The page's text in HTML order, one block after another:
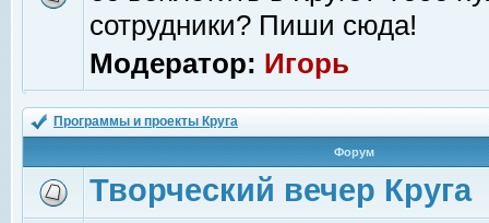
сотрудники? Пиши сюда!
Модератор: Игорь
Программы и проекты Круга
Форум
Творческий вечер Круга